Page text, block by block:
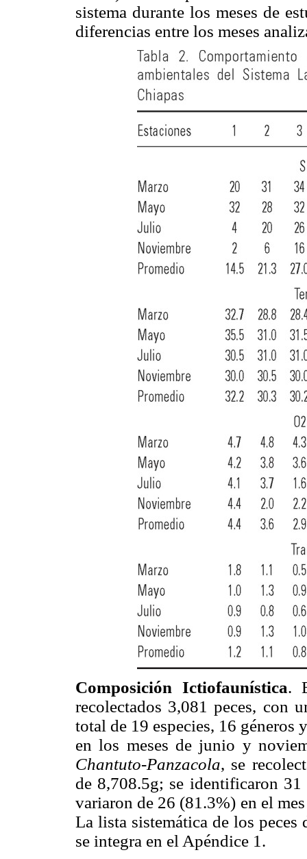
sistema durante los meses de
diferencias entre los meses
Composición Ictiofaunística.
recolectados 3,081 peces, con
total de 19 especies, 16
en los meses de junio y
Chantuto-Panzacola, se
de 8,708.5g; se identificaron
variaron de 26 (81.3%) en el
La lista sistemática de los peces
se integra en el Apéndice 1.